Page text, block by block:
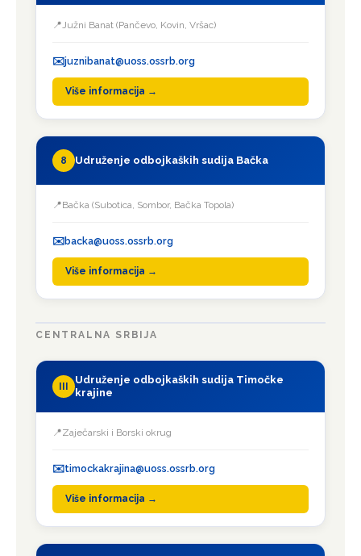
Južni Banat (Pančevo, Kovin, Vršac)
juznibanat@uoss.ossrb.org
Više informacija →
8 Udruženje odbojkaških sudija Bačka
Bačka (Subotica, Sombor, Bačka Topola)
backa@uoss.ossrb.org
Više informacija →
CENTRALNA SRBIJA
III
Udruženje odbojkaških sudija Timočke
krajine
Zaječarski i Borski okrug
timockakrajina@uoss.ossrb.org
Više informacija →